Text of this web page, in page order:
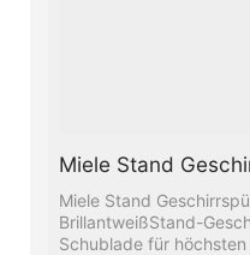
Miele Stand
Miele Stand
BrillantweißStand-
Schublade für